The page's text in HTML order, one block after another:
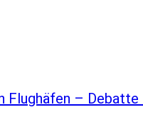
Flughäfen – Debatte